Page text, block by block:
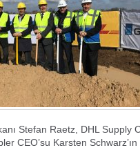
Stefan Raetz, DHL Supply
CEO’su Karsten